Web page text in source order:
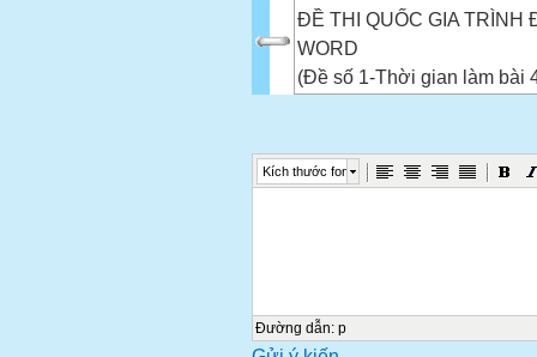
ĐỀ THI QUỐC GIA TRÌNH
WORD
(Đề số 1-Thời gian làm bài
Công ty trách nhiệm hữu
LẠNG CÔN

Kích thước font
Đường dẫn: p